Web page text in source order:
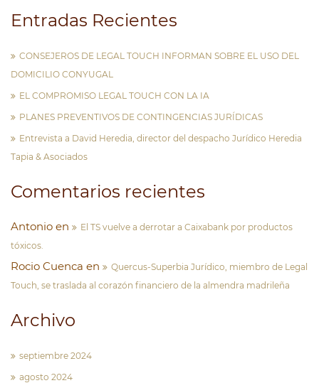
Entradas Recientes
CONSEJEROS DE LEGAL TOUCH INFORMAN SOBRE EL USO DEL
DOMICILIO CONYUGAL
EL COMPROMISO LEGAL TOUCH CON LA IA
PLANES PREVENTIVOS DE CONTINGENCIAS JURÍDICAS
Entrevista a David Heredia, director del despacho Jurídico Heredia
Tapia & Asociados
Comentarios recientes
Antonio en
El TS vuelve a derrotar a Caixabank por productos
tóxicos.
Rocio Cuenca en
Quercus-Superbia Jurídico, miembro de Legal
Touch, se traslada al corazón financiero de la almendra madrileña
Archivo
septiembre 2024
agosto 2024